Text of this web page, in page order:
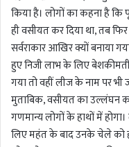
किया है। लोगों का कहना है कि
ही वसीयत कर दिया था, तब फिर
सर्वराकार आखिर क्यों बनाया
हुए निजी लाभ के लिए
गया तो वहीं लीज के नाम पर भी
मुताबिक, वसीयत का उल्लंघन
गणमान्य लोगों के हाथों में
लिए महंत के बाद उनके चेले को